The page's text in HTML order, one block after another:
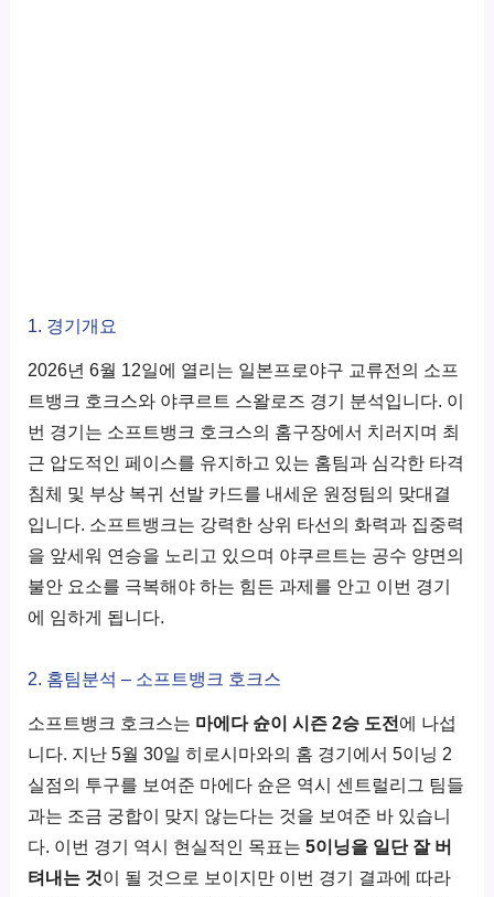
1. 경기개요
2026년 6월 12일에 열리는 일본프로야구 교류전의 소프
트뱅크 호크스와 야쿠르트 스왈로즈 경기 분석입니다. 이
번 경기는 소프트뱅크 호크스의 홈구장에서 치러지며 최
근 압도적인 페이스를 유지하고 있는 홈팀과 심각한 타격
침체 및 부상 복귀 선발 카드를 내세운 원정팀의 맞대결
입니다. 소프트뱅크는 강력한 상위 타선의 화력과 집중력
을 앞세워 연승을 노리고 있으며 야쿠르트는 공수 양면의
불안 요소를 극복해야 하는 힘든 과제를 안고 이번 경기
에 임하게 됩니다.
2. 홈팀분석 – 소프트뱅크 호크스
소프트뱅크 호크스는 마에다 슌이 시즌 2승 도전에 나섭
니다. 지난 5월 30일 히로시마와의 홈 경기에서 5이닝 2
실점의 투구를 보여준 마에다 슌은 역시 센트럴리그 팀들
과는 조금 궁합이 맞지 않는다는 것을 보여준 바 있습니
다. 이번 경기 역시 현실적인 목표는5이닝을 일단 잘 버
텨내는 것이 될 것으로 보이지만 이번 경기 결과에 따라